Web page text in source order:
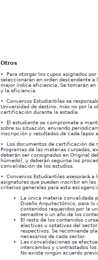
Otros
• Para otorgar los cupos asignados
seleccionarán en orden descendente
mejor índice eficiencia. Se tomarán
y la eficiencia.
• Convenios Estudiantiles se
Universidad de destino, más no por la
certificación durante la estadía.
• El estudiante se compromete a
sobre su situación, enviando
inscripción y resultados de cada lapso
• Los documentos de certificación de
Programas de las materias cursadas,
deberán ser consignados en Original
húmedo), y deberán seguirse los
convalidación de los estudios.
• Convenios Estudiantiles asesorará a
asignaturas que pueden inscribir en
criterios generales para esta
La única materia convalidada
Diseño Arquitectónico, para lo
contenidos requeridos por la
semestre o un año de los
El resto de los contenidos
electivas u optativas del
respectivos. Se recomienda
necesarios de cada sector.
Las convalidaciones se
intercambio y contrastados los
No existe ningún acuerdo